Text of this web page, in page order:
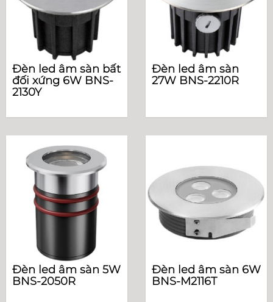
Đèn led âm sàn bất
đối xứng 6W BNS-
2130Y
Đèn led âm sàn
27W BNS-2210R
Đèn led âm sàn 5W
BNS-2050R
Đèn led âm sàn 6W
BNS-M2116T